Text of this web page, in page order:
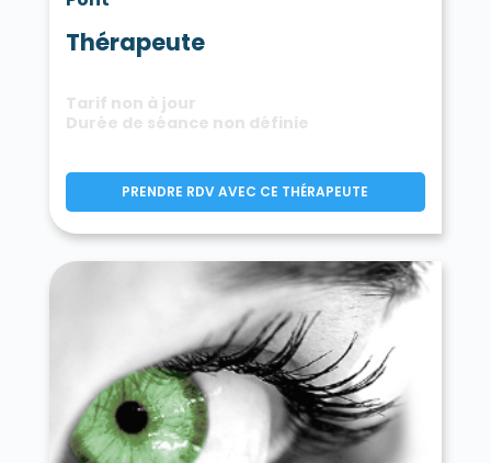
Thérapeute
Tarif non à jour
Durée de séance non définie
PRENDRE RDV AVEC CE THÉRAPEUTE